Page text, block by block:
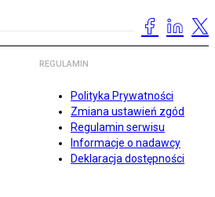
REGULAMIN
Polityka Prywatności
Zmiana ustawień zgód
Regulamin serwisu
Informacje o nadawcy
Deklaracja dostępności